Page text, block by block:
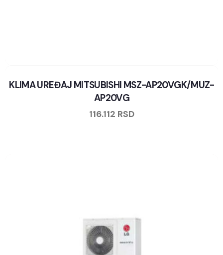
KLIMA UREĐAJ MITSUBISHI MSZ-AP20VGK/MUZ-
AP20VG
116.112 RSD